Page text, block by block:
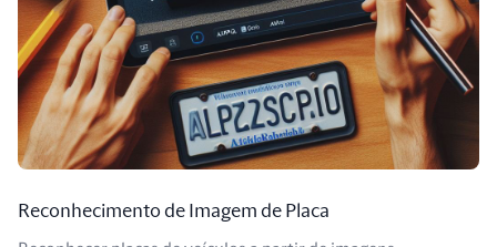
Reconhecimento de Imagem de Placa